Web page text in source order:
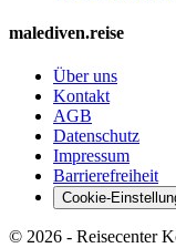
malediven.reise
Über uns
Kontakt
AGB
Datenschutz
Impressum
Barrierefreiheit
Cookie-
© 2026 - Reisecenter